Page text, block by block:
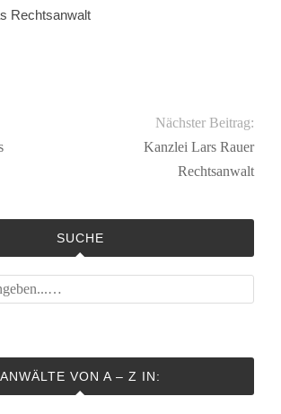
Rechtsanwalt
Nächster Beitrag:
Kanzlei Lars Rauer
Rechtsanwalt
SUCHE
ANWÄLTE VON A – Z IN: